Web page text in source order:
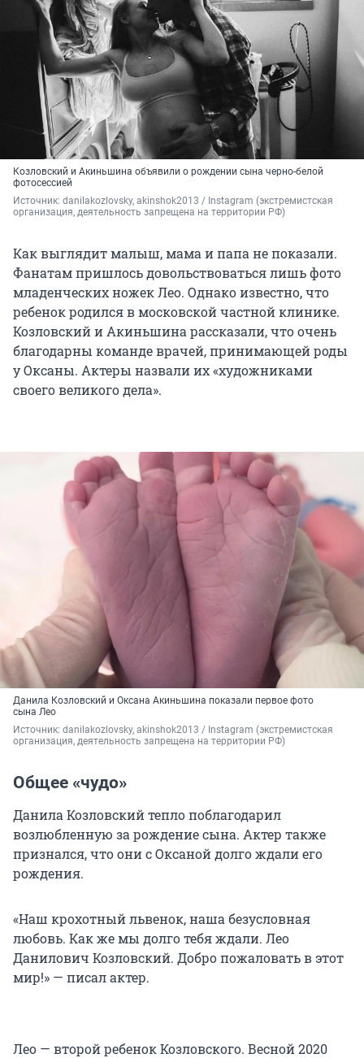
Козловский и Акиньшина объявили о рождении сына черно-белой
фотосессией
Источник: danilakozlovsky, akinshok2013 / Instagram (экстремистская
организация, деятельность запрещена на территории РФ)
Как выглядит малыш, мама и папа не показали.
Фанатам пришлось довольствоваться лишь фото
младенческих ножек Лео. Однако известно, что
ребенок родился в московской частной клинике.
Козловский и Акиньшина рассказали, что очень
благодарны команде врачей, принимающей роды
у Оксаны. Актеры назвали их «художниками
своего великого дела».
Данила Козловский и Оксана Акиньшина показали первое фото
сына Лео
Источник: danilakozlovsky, akinshok2013 / Instagram (экстремистская
организация, деятельность запрещена на территории РФ)
Общее «чудо»
Данила Козловский тепло поблагодарил
возлюбленную за рождение сына. Актер также
признался, что они с Оксаной долго ждали его
рождения.
«Наш крохотный львенок, наша безусловная
любовь. Как же мы долго тебя ждали. Лео
Данилович Козловский. Добро пожаловать в этот
мир!» — писал актер.
Лео — второй ребенок Козловского. Весной 2020